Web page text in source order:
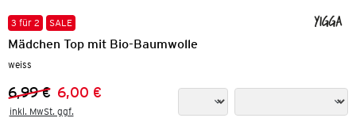
3 für 2 SALE
Mädchen Top mit Bio-Baumwolle
weiss
Vorheriger Preis:
6,99 €
Neuer Preis:
6,00 €
inkl. MwSt. ggf.